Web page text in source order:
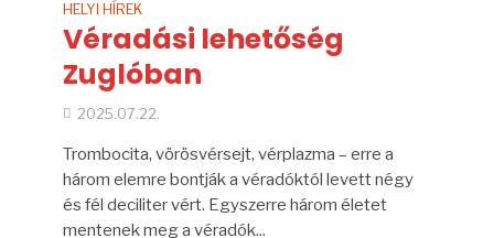
HELYI HÍREK
Véradási lehetőség
Zuglóban
2025.07.22.
Trombocita, vörösvérsejt, vérplazma – erre a
három elemre bontják a véradóktól levett négy
és fél deciliter vért. Egyszerre három életet
mentenek meg a véradók...